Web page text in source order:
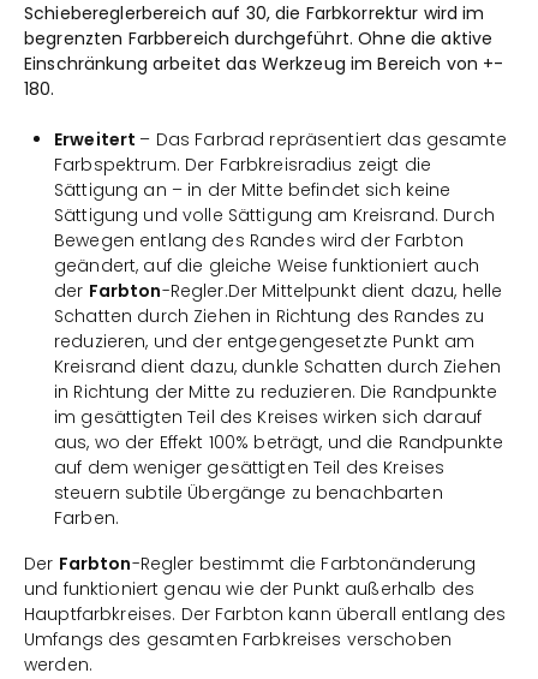
Schiebereglerbereich auf 30, die Farbkorrektur wird im
begrenzten Farbbereich durchgeführt. Ohne die aktive
Einschränkung arbeitet das Werkzeug im Bereich von +-
180.
Erweitert – Das Farbrad repräsentiert das gesamte
Farbspektrum. Der Farbkreisradius zeigt die
Sättigung an – in der Mitte befindet sich keine
Sättigung und volle Sättigung am Kreisrand. Durch
Bewegen entlang des Randes wird der Farbton
geändert, auf die gleiche Weise funktioniert auch
der Farbton-Regler.Der Mittelpunkt dient dazu, helle
Schatten durch Ziehen in Richtung des Randes zu
reduzieren, und der entgegengesetzte Punkt am
Kreisrand dient dazu, dunkle Schatten durch Ziehen
in Richtung der Mitte zu reduzieren. Die Randpunkte
im gesättigten Teil des Kreises wirken sich darauf
aus, wo der Effekt 100% beträgt, und die Randpunkte
auf dem weniger gesättigten Teil des Kreises
steuern subtile Übergänge zu benachbarten
Farben.
Der Farbton-Regler bestimmt die Farbtonänderung
und funktioniert genau wie der Punkt außerhalb des
Hauptfarbkreises. Der Farbton kann überall entlang des
Umfangs des gesamten Farbkreises verschoben
werden.